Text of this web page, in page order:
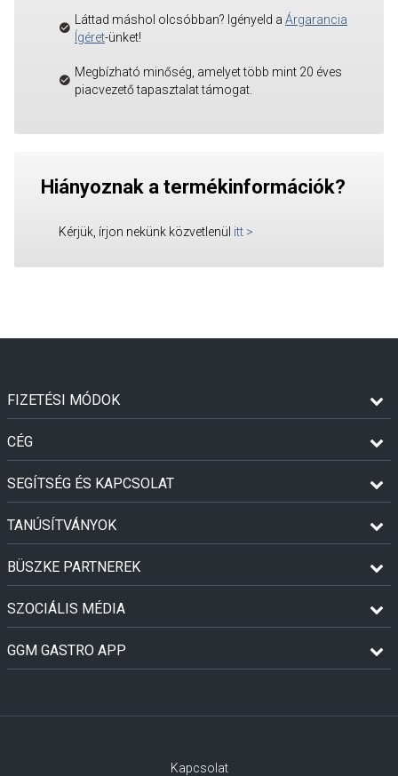
Láttad máshol olcsóbban? Igényeld a Árgarancia
Ígéret-ünket!
Megbízható minőség, amelyet több mint 20 éves
piacvezető tapasztalat támogat.
Hiányoznak a termékinformációk?
Kérjük, írjon nekünk közvetlenül itt >
FIZETÉSI MÓDOK
CÉG
SEGÍTSÉG ÉS KAPCSOLAT
TANÚSÍTVÁNYOK
BÜSZKE PARTNEREK
SZOCIÁLIS MÉDIA
GGM GASTRO APP
Kapcsolat